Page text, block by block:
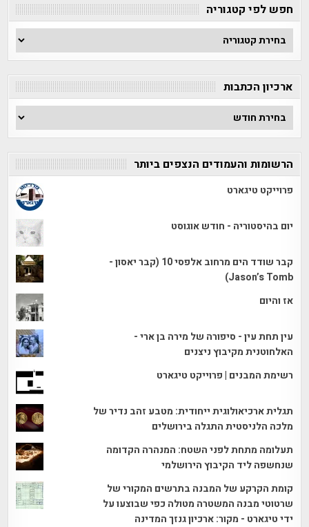
חפש לפי קטגוריה
חפש
לפי
קטגוריה
ארכיון הכתבות
ארכיון
הכתבות
הרשומות והעמודים הנצפים ביותר
פרוייקט טיגארט
יום בהיסטוריה - חודש אוגוסט
קבר שודד הים מרחוב אלפסי 10 (קבר יאסון -
Jason’s Tomb)
אז והיום
עין תחת עין - סיפורה של מירה בן ארי -
האלחוטנית מקיבוץ ניצנים
רשימת המבנים | פרוייקט טיגארט
תגלית ארכיאולוגית ייחודית: מטבע זהב נדיר של
מלכה הלניסטית התגלה בירושלים
תעלומה מתחת לפני השטח: המנהרה הקדומה
שנחשפה ליד הקיבוץ הירושלמי
קומת הקרקע של המבנה בתרשים המקורי של
שרטוטי מבנה המשטרה מטולה כפי שבוצעו על
ידי טיגארט - מקור: ארכיון גנזך המדינה